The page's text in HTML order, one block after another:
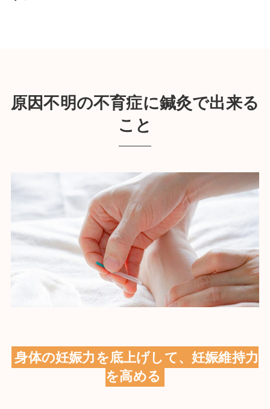
原因不明の不育症に鍼灸で出来る
こと
身体の妊娠力を底上げして、妊娠維持力
を高める